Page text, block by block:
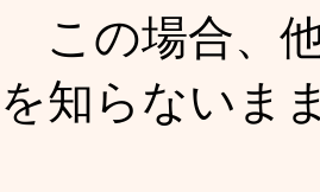
この場合、
を知らないま